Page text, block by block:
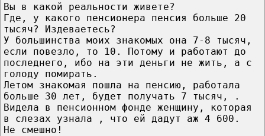
Вы в какой реальности живете?
Где, у какого пенсионера пенсия больше 20
тысяч? Издеваетесь?
У большинства моих знакомых она 7-8 тысяч,
если повезло, то 10. Потому и работают до
последнего, ибо на эти деньги не жить, а с
голоду помирать.
Летом знакомая пошла на пенсию, работала
больше 30 лет, будет получать 7 тысяч, .
Видела в пенсионном фонде женщину, которая
в слезах узнала , что ей дадут аж 4 600.
Не смешно!